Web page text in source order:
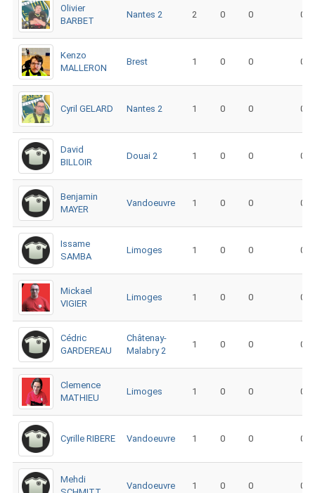
Olivier
BARBET
Nantes 2 2 0 0 0
Kenzo
MALLERON
Brest 1 0 0 0
Cyril GELARD Nantes 2 1 0 0 0
David
BILLOIR
Douai 2 1 0 0 0
Benjamin
MAYER
Vandoeuvre 1 0 0 0
Issame
SAMBA
Limoges 1 0 0 0
Mickael
VIGIER
Limoges 1 0 0 0
Cédric
GARDEREAU
Châtenay-
Malabry 2
1 0 0 0
Clemence
MATHIEU
Limoges 1 0 0 0
Cyrille RIBERE Vandoeuvre 1 0 0 0
Mehdi
Vandoeuvre 1 0 0 0